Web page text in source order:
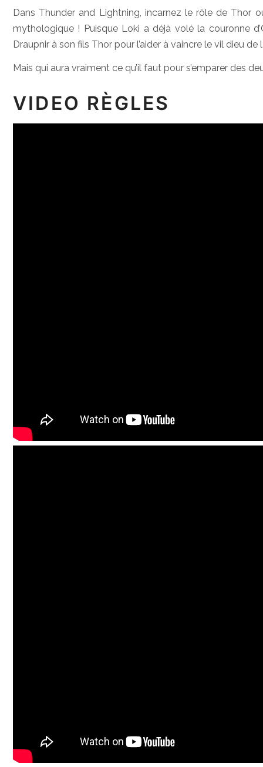
Dans Thunder and Lightning, incarnez le rôle de Thor
mythologique ! Puisque Loki a déjà volé la couronne
Draupnir à son fils Thor pour l’aider à vaincre le vil dieu de
Mais qui aura vraiment ce qu’il faut pour s’emparer des
VIDEO RÈGLES